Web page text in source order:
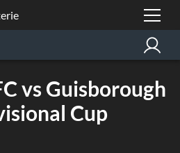
vs Guisborough
Cup